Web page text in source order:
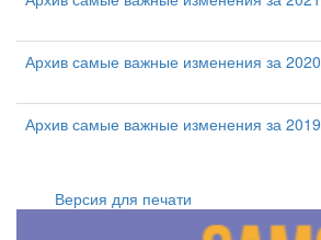
Архив самые важные изменения за 2020
Архив самые важные изменения за 2019
Версия для печати